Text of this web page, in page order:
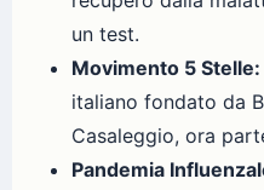
un test.
Movimento 5 Stelle:
italiano fondato da
Casaleggio, ora
Pandemia